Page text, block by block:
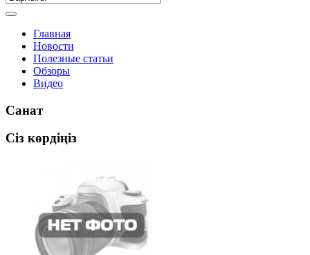
Главная
Новости
Полезные статьи
Обзоры
Видео
Санат
Сіз көрдіңіз